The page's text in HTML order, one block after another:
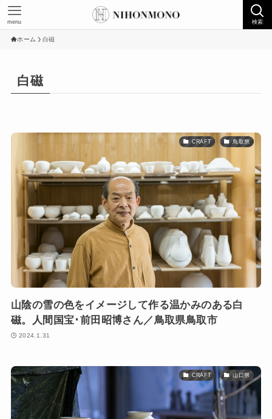
検索
menu
ホーム 白磁
白磁
CRAFT 鳥取県
山陰の雪の色をイメージして作る温かみのある白
磁。人間国宝･前田昭博さん／鳥取県鳥取市
2024.1.31
CRAFT 山口県